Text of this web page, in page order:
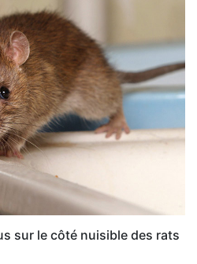
sur le côté nuisible des rats